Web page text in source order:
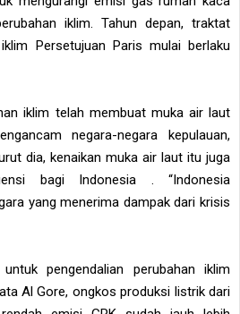
iklim. Tahun depan, traktat
Persetujuan Paris mulai berlaku
iklim telah membuat muka air laut
negara-negara kepulauan,
dia, kenaikan muka air laut itu juga
bagi Indonesia . “Indonesia
yang menerima dampak dari krisis
pengendalian perubahan iklim
Al Gore, ongkos produksi listrik dari